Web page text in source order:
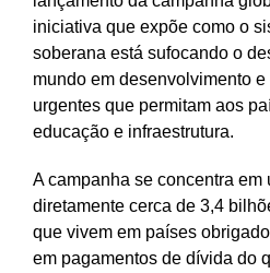
iniciativa que expõe como o
soberana está sufocando o
mundo em desenvolvimento
urgentes que permitam aos
educação e infraestrutura.
A campanha se concentra em
diretamente cerca de 3,4
que vivem em países
em pagamentos de dívida do